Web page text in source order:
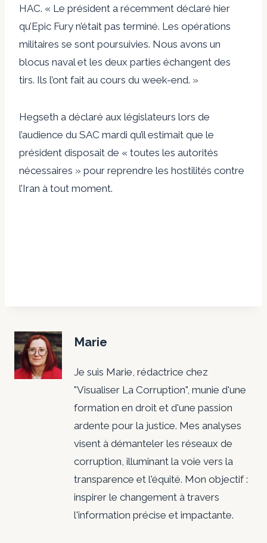
HAC. « Le président a récemment déclaré hier
qu’Epic Fury n’était pas terminé. Les opérations
militaires se sont poursuivies. Nous avons un
blocus naval et les deux parties échangent des
tirs. Ils l’ont fait au cours du week-end. »
Hegseth a déclaré aux législateurs lors de
l’audience du SAC mardi qu’il estimait que le
président disposait de « toutes les autorités
nécessaires » pour reprendre les hostilités contre
l’Iran à tout moment.
Marie
Je suis Marie, rédactrice chez
"Visualiser La Corruption", munie d'une
formation en droit et d'une passion
ardente pour la justice. Mes analyses
visent à démanteler les réseaux de
corruption, illuminant la voie vers la
transparence et l'équité. Mon objectif :
inspirer le changement à travers
l'information précise et impactante.